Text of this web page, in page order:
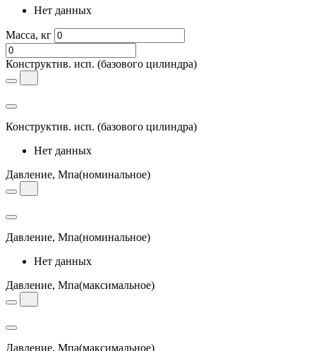
Нет данных
Масса, кг
Конструктив. исп. (базового цилиндра)
Конструктив. исп. (базового цилиндра)
Нет данных
Давление, Мпа(номинальное)
Давление, Мпа(номинальное)
Нет данных
Давление, Мпа(максимальное)
Давление, Мпа(максимальное)